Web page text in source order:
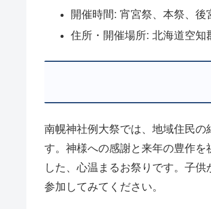
開催時間: 宵宮祭、本祭、後
住所・開催場所: 北海道空
南幌神社例大祭では、地域住民
す。神様への感謝と来年の豊作
した、心温まるお祭りです。子
参加してみてください。